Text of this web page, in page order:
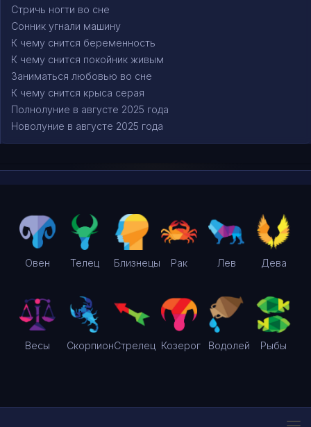
Стричь ногти во сне
Сонник угнали машину
К чему снится беременность
К чему снится покойник живым
Заниматься любовью во сне
К чему снится крыса серая
Полнолуние в августе 2025 года
Новолуние в августе 2025 года
Овен Телец Близнецы Рак Лев Дева
Весы СкорпионСтрелец Козерог Водолей Рыбы